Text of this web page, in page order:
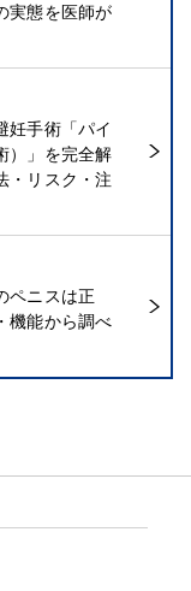
実態を医師が
妊手術「パイ
）」を完全解
・リスク・注
ペニスは正
機能から調べ